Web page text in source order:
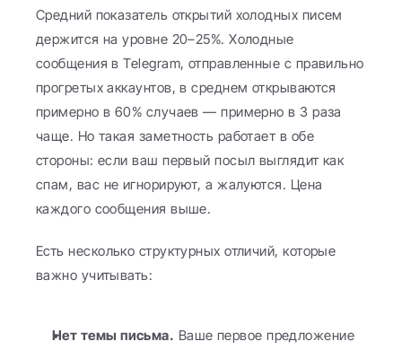
Средний показатель открытий холодных писем
держится на уровне 20–25%. Холодные
сообщения в Telegram, отправленные с правильно
прогретых аккаунтов, в среднем открываются
примерно в 60% случаев — примерно в 3 раза
чаще. Но такая заметность работает в обе
стороны: если ваш первый посыл выглядит как
спам, вас не игнорируют, а жалуются. Цена
каждого сообщения выше.
Есть несколько структурных отличий, которые
важно учитывать:
Нет темы письма. Ваше первое предложение